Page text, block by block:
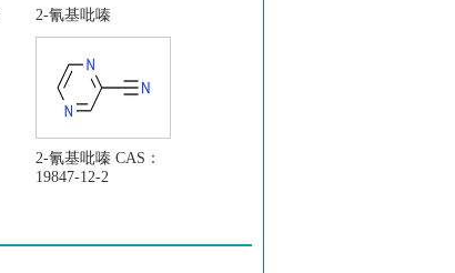
2-氰基吡嗪
2-氰基吡嗪 CAS：
19847-12-2